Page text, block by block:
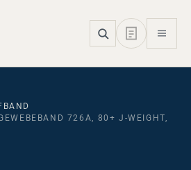
726A, 80+ J-WEIGHT,